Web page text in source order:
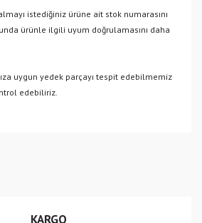
istediğiniz ürüne ait stok numarasını
ürünle ilgili uyum doğrulamasını daha
uygun yedek parçayı tespit edebilmemiz
edebiliriz.
KARGO